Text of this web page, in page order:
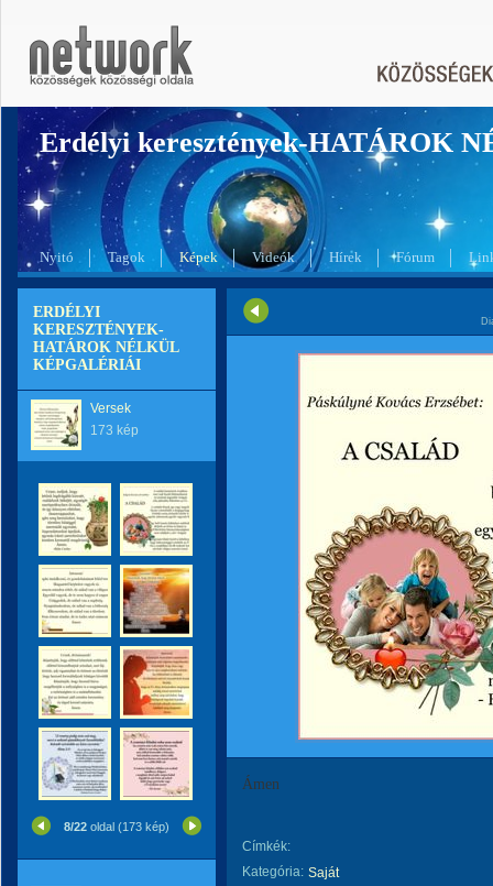
Erdélyi keresztények-HATÁROK
Nyitó Tagok Képek Videók Hírek Fórum
ERDÉLYI
KERESZTÉNYEK-
HATÁROK NÉLKÜL
KÉPGALÉRIÁI
Versek
173 kép
8/22 oldal (173 kép)
Ámen
Címkék:
Kategória: Saját